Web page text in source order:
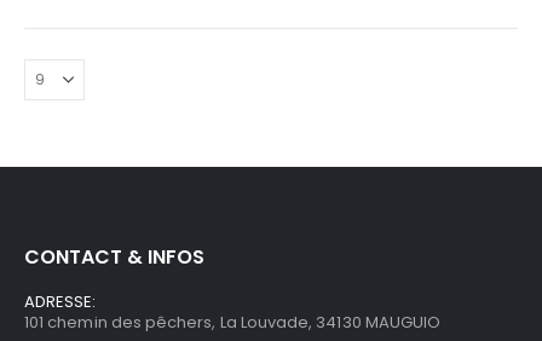
CONTACT & INFOS
ADRESSE:
101 chemin des pêchers, La Louvade, 34130 MAUGUIO